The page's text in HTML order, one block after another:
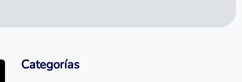
Categorías